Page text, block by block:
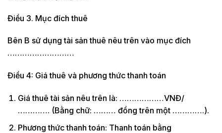
Điều 3. Mục đích thuê
Bên B sử dụng tài sản thuê nêu trên vào mục đích
………………………
Điều 4: Giá thuê và phương thức thanh toán
Giá thuê tài sản nêu trên là: ………………VNĐ/
…………. (Bằng chữ: ……… đồng trên một ………….).
Phương thức thanh toán: Thanh toán bằng